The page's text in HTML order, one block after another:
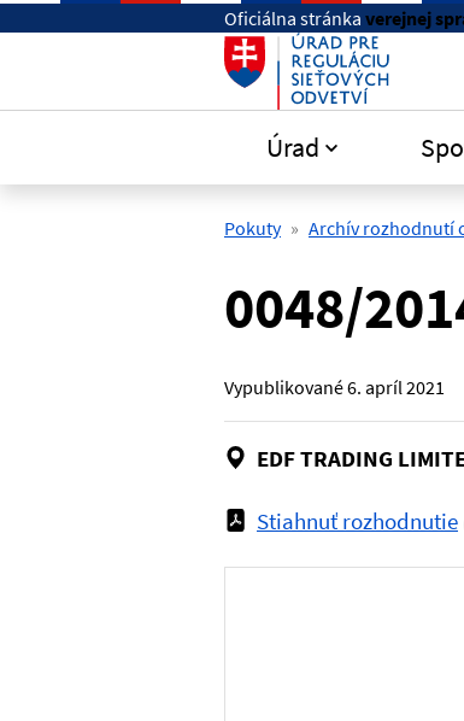
Preskočiť na hlavný obsahOficiálna stránka verejnej
Úrad
Pokuty Archív rozhodnutí
0048/
Vypublikované6. apríl 2021
EDF TRADING
Stiahnuť rozhodnutie